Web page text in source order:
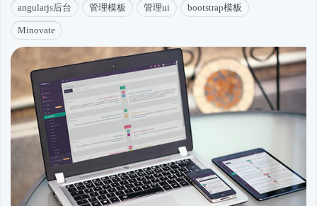
angularjs后台 管理模板 管理ui bootstrap模板
Minovate